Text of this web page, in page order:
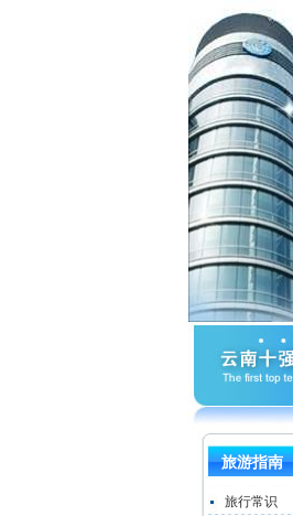
旅游指南
旅行常识